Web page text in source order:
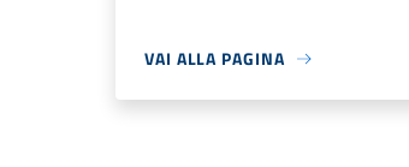
VAI ALLA PAGINA